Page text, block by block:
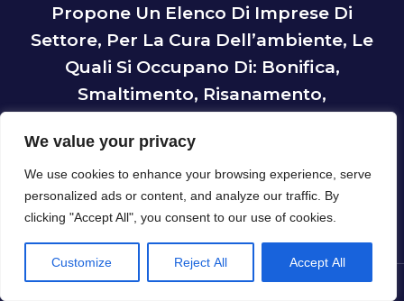
We value your privacy
We use cookies to enhance your browsing experience, serve
personalized ads or content, and analyze our traffic. By
clicking "Accept All", you consent to our use of cookies.
Customize Reject All Accept All
Propone Un Elenco Di Imprese Di
Settore, Per La Cura Dell’ambiente, Le
Quali Si Occupano Di: Bonifica,
Smaltimento, Risanamento,
BtoB E Al BtoC.